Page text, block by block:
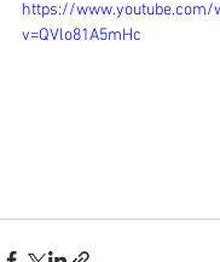
https://www.youtube.com/
v=QVlo81A5mHc